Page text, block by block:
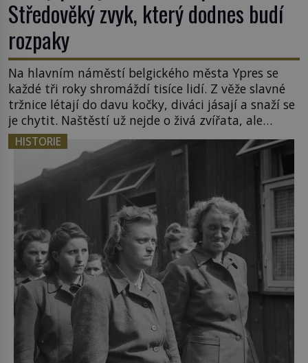
Středověký zvyk, který dodnes budí
rozpaky
Na hlavním náměstí belgického města Ypres se
každé tři roky shromáždí tisíce lidí. Z věže slavné
tržnice létají do davu kočky, diváci jásají a snaží se
je chytit. Naštěstí už nejde o živá zvířata, ale
jenom o plyšové suvenýry. Kdysi to ale bylo jinak.
Tato veselá podívaná připomíná jeden z
nejpodivnějších a zároveň nejkrutějších zvyků […]
HISTORIE